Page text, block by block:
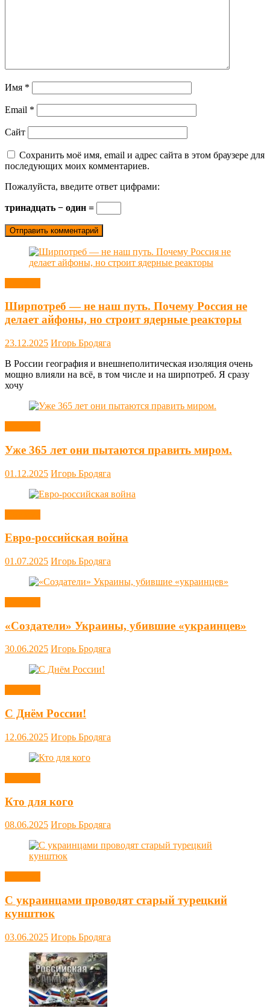
Имя *
Email *
Сайт
Сохранить моё имя, email и адрес сайта в этом браузере для
последующих моих комментариев.
Пожалуйста, введите ответ цифрами:
тринадцать − один =
Ширпотреб — не наш путь. Почему Россия не
делает айфоны, но строит ядерные реакторы
23.12.2025 Игорь Бродяга
В России география и внешнеполитическая изоляция очень
мощно влияли на всё, в том числе и на ширпотреб. Я сразу
хочу
Уже 365 лет они пытаются править миром.
01.12.2025 Игорь Бродяга
Евро-российская война
01.07.2025 Игорь Бродяга
«Создатели» Украины, убившие «украинцев»
30.06.2025 Игорь Бродяга
С Днём России!
12.06.2025 Игорь Бродяга
Кто для кого
08.06.2025 Игорь Бродяга
С украинцами проводят старый турецкий
кунштюк
03.06.2025 Игорь Бродяга